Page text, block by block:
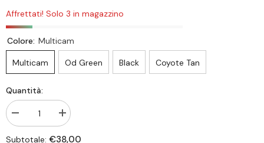
Affrettati! Solo 3 in magazzino
Colore: Multicam
Multicam Od Green Black Coyote Tan
Quantità:
Diminiusci
quantità
per
Aumenta
quantità
per
Subtotale: €38,00